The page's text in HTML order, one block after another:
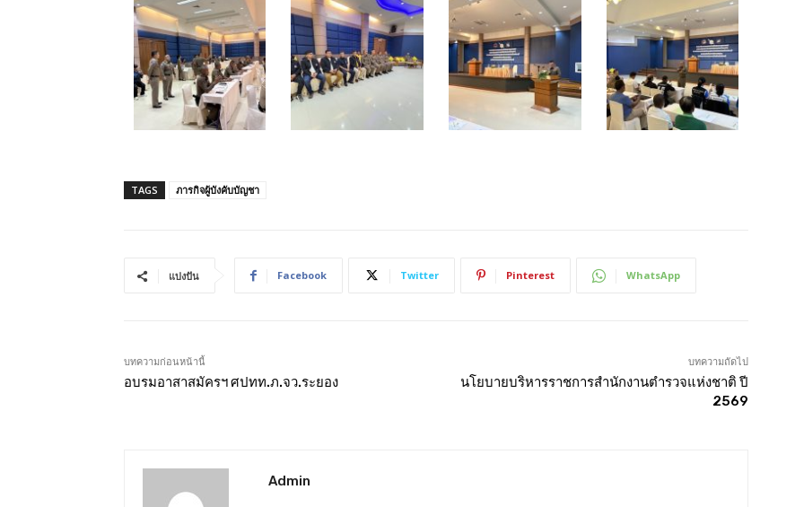
TAGS ภารกิจผู้บังคับบัญชา
แบ่งปัน Facebook Twitter Pinterest WhatsApp
บทความก่อนหน้านี้
อบรมอาสาสมัครฯ ศปทท.ภ.จว.ระยอง
บทความถัดไป
นโยบายบริหารราชการสำนักงานตำรวจแห่งชาติ ปี
2569
Admin